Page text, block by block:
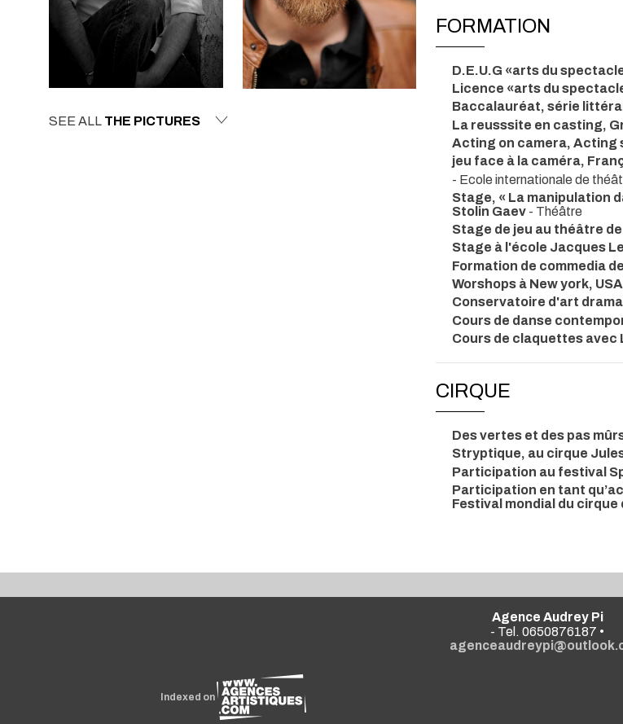
SEE ALL THE PICTURES
FORMATION
D.E.U.G «arts du
Licence «arts du
Baccalauréat, série
La reusssite en casting,
Acting on camera, Acting
jeu face à la caméra,
- Ecole internationale de
Stage, « La manipulation
Stolin Gaev - Théâtre
Stage de jeu au théâtre
Stage à l'école Jacques
Formation de commedia
Worshops à New york, USA
Conservatoire d'art
Cours de danse
Cours de claquettes avec
CIRQUE
Des vertes et des pas
Stryptique, au cirque
Participation au festival
Participation en tant
Festival mondial du
Agence Audrey Pi
- Tel. 0650876187 •
Indexed on